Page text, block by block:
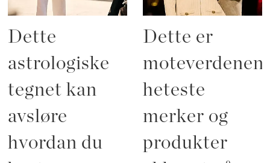
Dette
astrologiske
tegnet kan
avsløre
hvordan du
Dette er
heteste
merker og
produkter